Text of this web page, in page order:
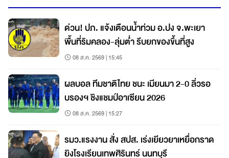
ด่วน! ปภ. แจ้งเตือนน้ำท่วม อ.ปง จ.พะเยา
พื้นที่ริมคลอง-ลุ่มต่ำ รีบยกของขึ้นที่สูง
08 ส.ค. 2569 | 15:45
ผลบอล ทีมชาติไทย ชนะ เมียนมา 2-0 ลิ่วรอ
บรองฯ ชิงแชมป์อาเซียน 2026
08 ส.ค. 2569 | 15:27
รมว.แรงงาน สั่ง สปส. เร่งเยียวยาเหยื่อกราด
ยิงโรงเรียนเทพศิรินทร์ นนทบุรี